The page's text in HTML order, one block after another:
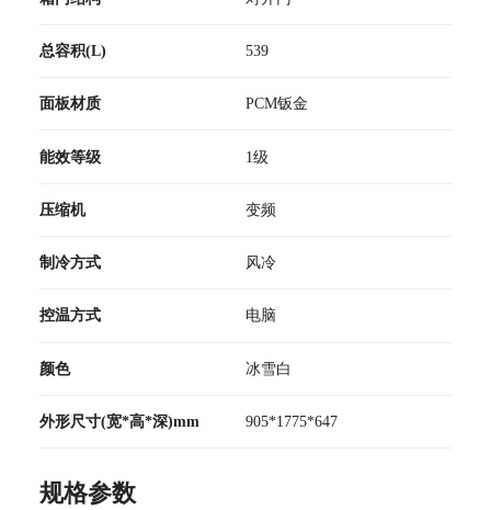
总容积(L) 539
面板材质 PCM钣金
能效等级 1级
压缩机 变频
制冷方式 风冷
控温方式 电脑
颜色 冰雪白
外形尺寸(宽*高*深)mm 905*1775*647
规格参数